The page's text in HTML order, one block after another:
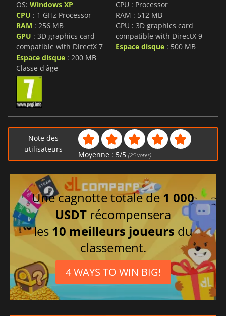
OS: Windows XP
CPU : 1 GHz Processor
RAM : 256 MB
GPU : 3D graphics card
compatible with DirectX 7
Espace disque : 200 MB
CPU : Processor
RAM : 512 MB
GPU : 3D graphics card
compatible with DirectX 9
Espace disque : 500 MB
Classe d'âge
Note des
utilisateurs
Moyenne : 5/5 (25votes)
Une cagnotte totale de 1 000
USDT récompensera
les 10 meilleurs joueurs du
classement.
4 WAYS TO WIN BIG!